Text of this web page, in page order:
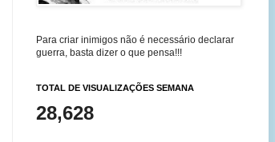
Para criar inimigos não é necessário declarar
guerra, basta dizer o que pensa!!!
TOTAL DE VISUALIZAÇÕES SEMANA
28,628